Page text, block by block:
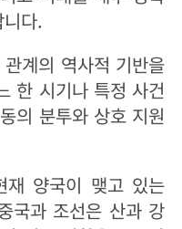
다.
관계의 역사적 기반을
한 시기나 특정 사건
의 분투와 상호 지원
재 양국이 맺고 있는
국과 조선은 산과 강